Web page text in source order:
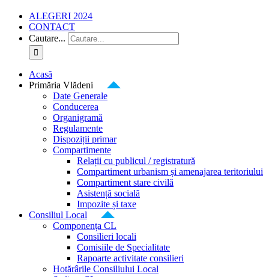
ALEGERI 2024
CONTACT
Cautare...
Acasă
Primăria Vlădeni
Date Generale
Conducerea
Organigramă
Regulamente
Dispoziții primar
Compartimente
Relații cu publicul / registratură
Compartiment urbanism și amenajarea teritoriului
Compartiment stare civilă
Asistență socială
Impozite și taxe
Consiliul Local
Componența CL
Consilieri locali
Comisiile de Specialitate
Rapoarte activitate consilieri
Hotărârile Consiliului Local